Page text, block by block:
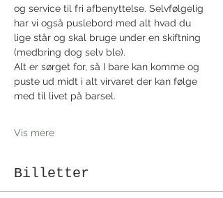
og service til fri afbenyttelse. Selvfølgelig
har vi også puslebord med alt hvad du
lige står og skal bruge under en skiftning
(medbring dog selv ble).
Alt er sørget for, så I bare kan komme og
puste ud midt i alt virvaret der kan følge
med til livet på barsel.
Vis mere
Billetter